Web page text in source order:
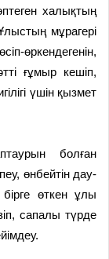
халықтың
мұрагері
өркендегенін,
ғұмыр кешіп,
үшін қызмет
болған
өнбейтін дау-
өткен ұлы
сапалы түрде